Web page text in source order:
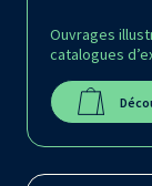
Ouvrages
catalogues